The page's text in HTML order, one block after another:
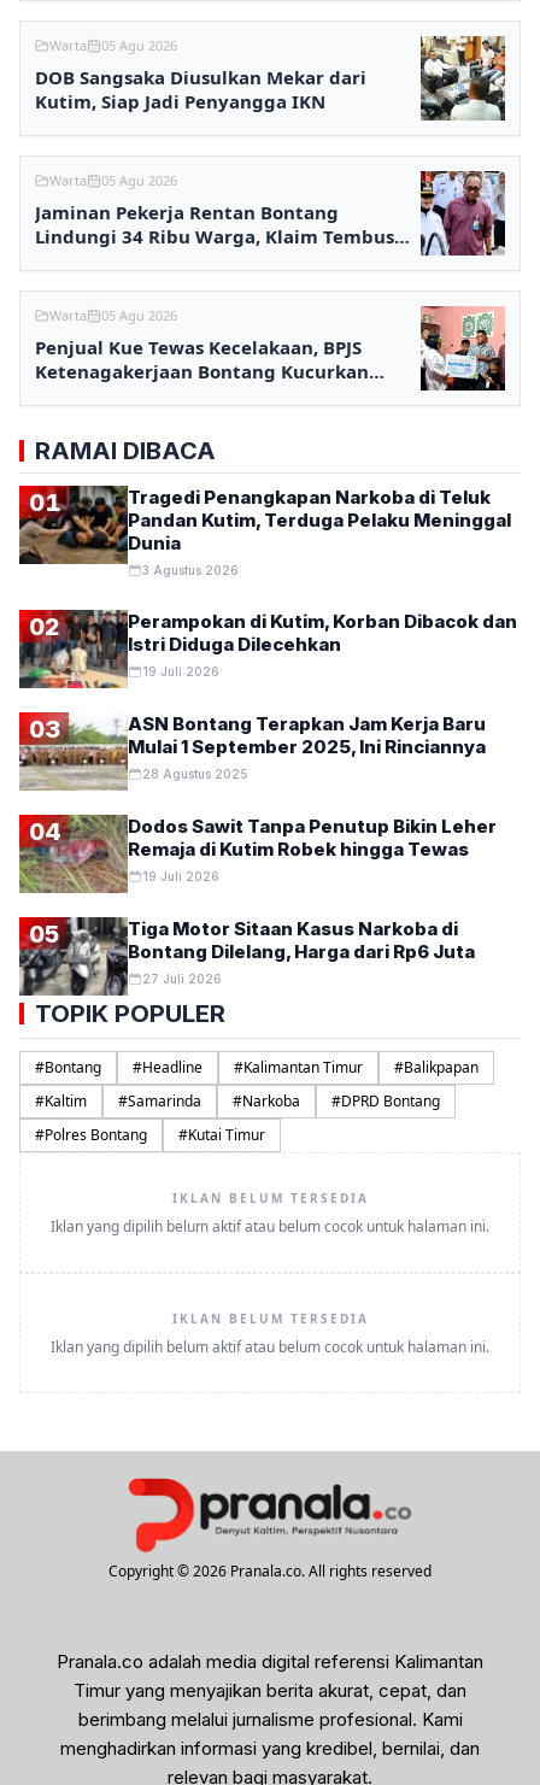
Warta 05 Agu 2026
DOB Sangsaka Diusulkan Mekar dari
Kutim, Siap Jadi Penyangga IKN
Warta 05 Agu 2026
Jaminan Pekerja Rentan Bontang
Lindungi 34 Ribu Warga, Klaim Tembus
Warta 05 Agu 2026
Penjual Kue Tewas Kecelakaan, BPJS
Ketenagakerjaan Bontang Kucurkan
RAMAI DIBACA
01
Tragedi Penangkapan Narkoba di Teluk
Pandan Kutim, Terduga Pelaku Meninggal
Dunia
3 Agustus 2026
02
Perampokan di Kutim, Korban Dibacok dan
Istri Diduga Dilecehkan
19 Juli 2026
03
ASN Bontang Terapkan Jam Kerja Baru
Mulai 1 September 2025, Ini Rinciannya
28 Agustus 2025
04
Dodos Sawit Tanpa Penutup Bikin Leher
Remaja di Kutim Robek hingga Tewas
19 Juli 2026
05
Tiga Motor Sitaan Kasus Narkoba di
Bontang Dilelang, Harga dari Rp6 Juta
27 Juli 2026
TOPIK POPULER
#Bontang #Headline #Kalimantan Timur #Balikpapan
#Kaltim #Samarinda #Narkoba #DPRD Bontang
#Polres Bontang #Kutai Timur
IKLAN BELUM TERSEDIA
Iklan yang dipilih belum aktif atau belum cocok untuk halaman ini.
IKLAN BELUM TERSEDIA
Iklan yang dipilih belum aktif atau belum cocok untuk halaman ini.
Copyright © 2026 Pranala.co. All rights reserved
Pranala.co adalah media digital referensi Kalimantan
Timur yang menyajikan berita akurat, cepat, dan
berimbang melalui jurnalisme profesional. Kami
menghadirkan informasi yang kredibel, bernilai, dan
relevan bagi masyarakat.